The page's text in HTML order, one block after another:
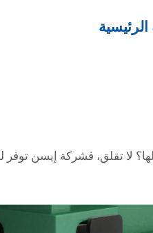
لا تقلق، فشركة إيسن توفر